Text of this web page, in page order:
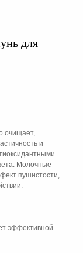
для
очищает,
и
Молочные
пушистости,
эффективной